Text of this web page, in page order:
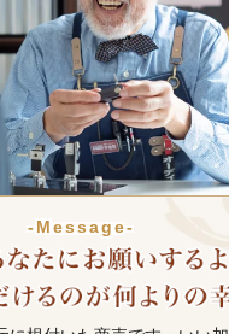
-Message-